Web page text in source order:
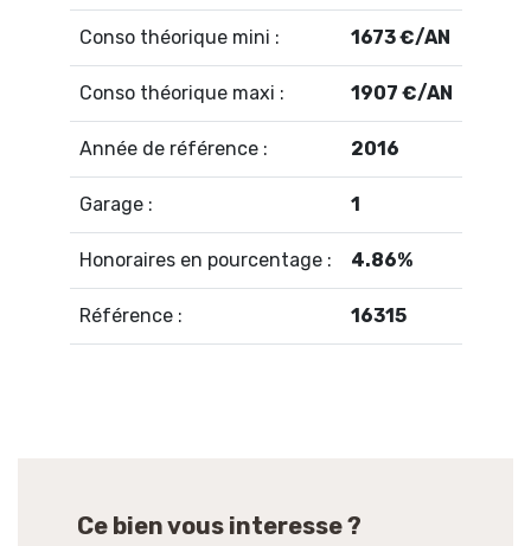
Conso théorique mini : 1673 €/AN
Conso théorique maxi : 1907 €/AN
Année de référence : 2016
Garage : 1
Honoraires en pourcentage : 4.86%
Référence : 16315
Ce bien vous interesse ?